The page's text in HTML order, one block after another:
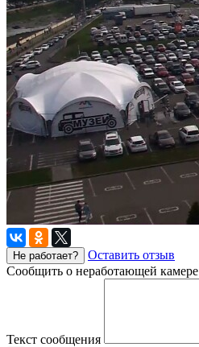
Не работает?
Оставить отзыв
Сообщить о неработающей камере
Текст сообщения